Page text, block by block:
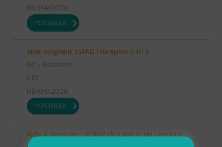
09/04/2026
POSTULER
aide soignant SSIAD Hurepoix (H/F)
91 - Essonne
CDI
09/04/2026
POSTULER
Aide à domicile - ADMR du Canton de Limours